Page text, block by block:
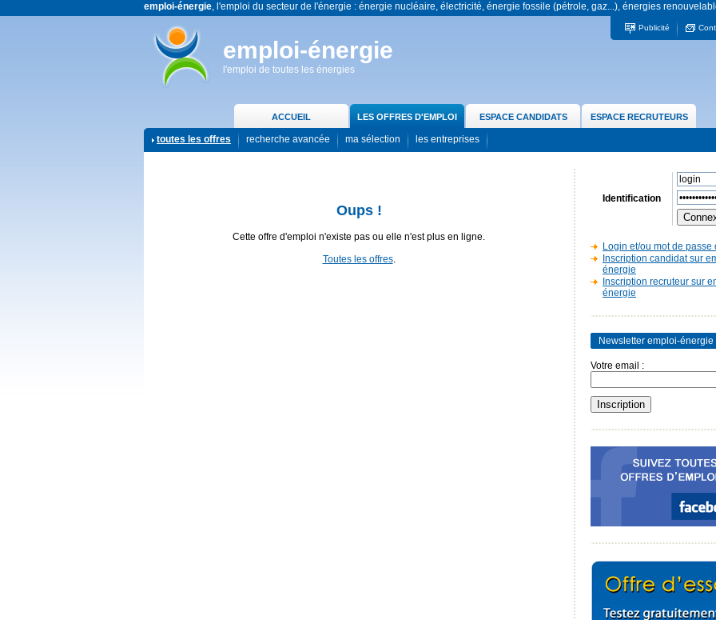
emploi-énergie, l'emploi du secteur de l'énergie : énergie nucléaire, électricité, énergie fossile (pétrole, gaz...), énergies
emploi-énergie
l'emploi de toutes les énergies
Publicité
ACCUEIL LES OFFRES D'EMPLOI ESPACE CANDIDATS ESPACE RECRUTEURS
toutes les offres recherche avancée ma sélection les entreprises
Oups !
Cette offre d'emploi n'existe pas ou elle n'est plus en ligne.
Toutes les offres.
Identification
Login et/ou mot de passe
Inscription candidat sur
énergie
Inscription recruteur sur
énergie
Newsletter emploi-énergie
Votre email :